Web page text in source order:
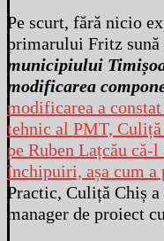
Pe scurt, fără nicio
primarului Fritz sună
municipiului
modificarea
modificarea a
tehnic al PMT,
pe Ruben Lațcău
închipuiri, așa cum
Practic, Culiță Chiș
manager de proiect